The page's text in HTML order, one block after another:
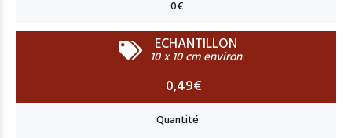
ECHANTILLON
10 x 10 cm environ
0,49€